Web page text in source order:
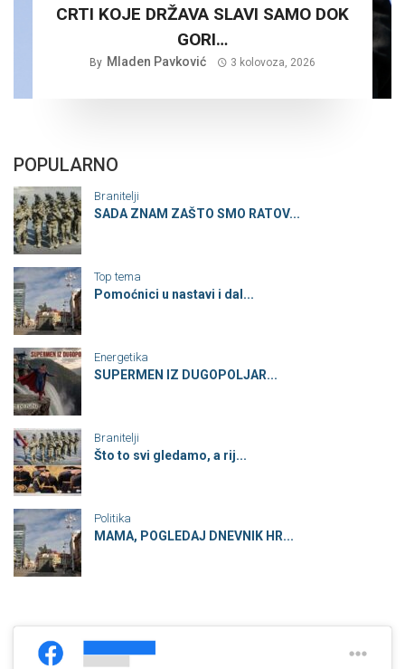
CRTI KOJE DRŽAVA SLAVI SAMO DOK
GORI…
By Mladen Pavković 3 kolovoza, 2026
POPULARNO
Branitelji
SADA ZNAM ZAŠTO SMO RATOV...
Top tema
Pomoćnici u nastavi i dal...
Energetika
SUPERMEN IZ DUGOPOLJAR...
Branitelji
Što to svi gledamo, a rij...
Politika
MAMA, POGLEDAJ DNEVNIK HR...